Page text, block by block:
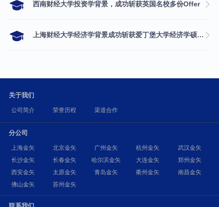
西南财经大学投资学背景，成功斩获英国名校多份Offer
上海财经大学经济学背景成功斩获爱丁堡大学经济学硕士录取
关于我们
公司简介 荣誉历程 渠道合作
分公司
上海金矢 北京金矢 广州金矢 杭州金矢
武汉金矢
长沙金矢
长春金矢 哈尔滨金矢 大连金矢
郑州金矢
西安金矢
太原金矢 青岛金矢 衢州金矢
南昌金矢
佛山金矢
苏州金矢